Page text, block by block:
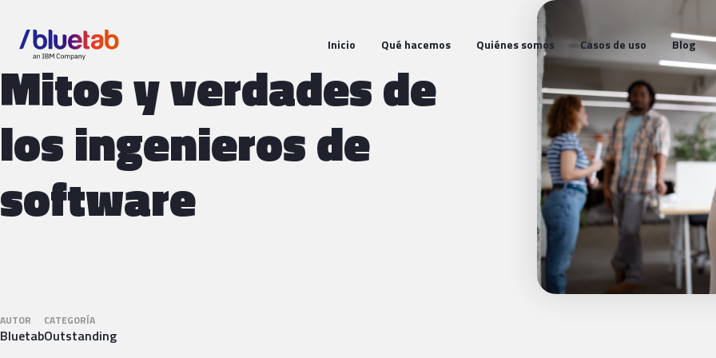
Inicio Qué hacemos Quiénes somos Casos de uso Blog
Mitos y verdades de
los ingenieros de
software
AUTOR
Bluetab
CATEGORÍA
Outstanding